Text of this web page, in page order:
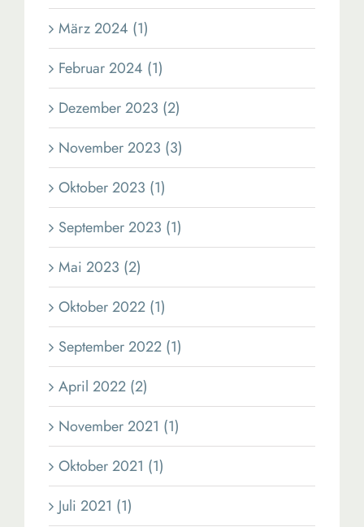
März 2024 (1)
Februar 2024 (1)
Dezember 2023 (2)
November 2023 (3)
Oktober 2023 (1)
September 2023 (1)
Mai 2023 (2)
Oktober 2022 (1)
September 2022 (1)
April 2022 (2)
November 2021 (1)
Oktober 2021 (1)
Juli 2021 (1)